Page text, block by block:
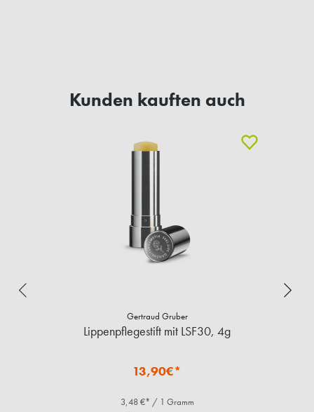
Kunden kauften auch
Gertraud Gruber
Lippenpflegestift mit LSF30, 4g
13,90€*
3,48 €* / 1 Gramm